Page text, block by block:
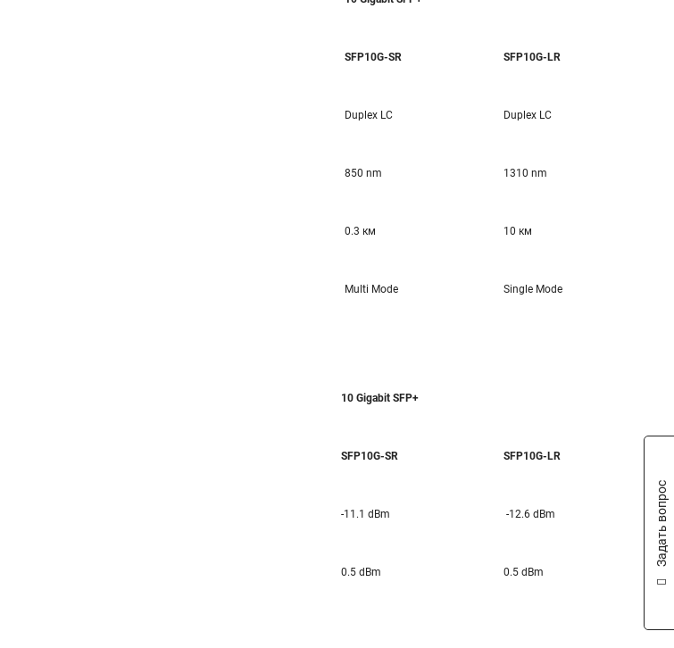
SFP10G-SR SFP10G-LR
Duplex LC Duplex LC
850 nm 1310 nm
0.3 км 10 км
Multi Mode Single Mode
10 Gigabit SFP+
SFP10G-SR SFP10G-LR
-11.1 dBm -12.6 dBm
0.5 dBm 0.5 dBm
Задать вопрос